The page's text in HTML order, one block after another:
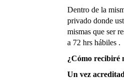
Dentro de la
privado donde
mismas que ser
a 72 hrs hábiles .
¿Cómo recibiré
Un vez